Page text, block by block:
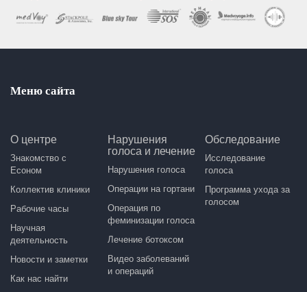
Меню сайта
О центре
Знакомство с
Есоном
Коллектив клиники
Рабочие часы
Научная
деятельность
Новости и заметки
Как нас найти
Нарушения
голоса и лечение
Нарушения голоса
Операции на гортани
Операция по
феминизации голоса
Лечение ботоксом
Видео заболеваний
и операций
Обследование
Исследование
голоса
Программа ухода за
голосом